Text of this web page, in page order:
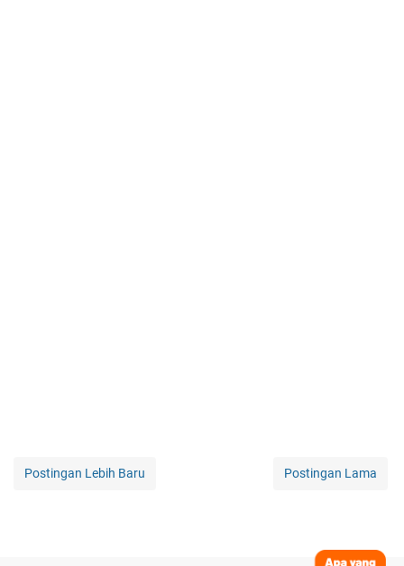
Postingan Lebih Baru Postingan Lama